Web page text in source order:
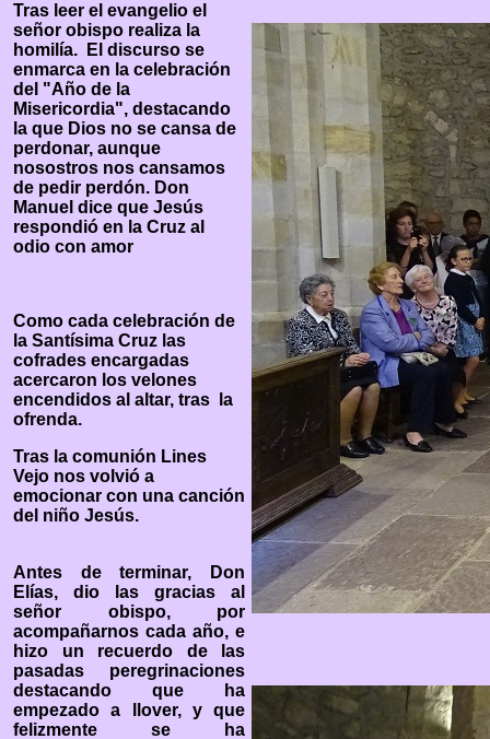
Tras leer el evangelio el
señor obispo realiza la
homilía. El discurso se
enmarca en la celebración
del "Año de la
Misericordia", destacando
la que Dios no se cansa de
perdonar, aunque
nosostros nos cansamos
de pedir perdón. Don
Manuel dice que Jesús
respondió en la Cruz al
odio con amor
Como cada celebración de
la Santísima Cruz las
cofrades encargadas
acercaron los velones
encendidos al altar, tras la
ofrenda.
Tras la comunión Lines
Vejo nos volvió a
emocionar con una canción
del niño Jesús.
Antes de terminar, Don
Elías, dio las gracias al
señor obispo, por
acompañarnos cada año, e
hizo un recuerdo de las
pasadas peregrinaciones
destacando que ha
empezado a llover, y que
felizmente se ha